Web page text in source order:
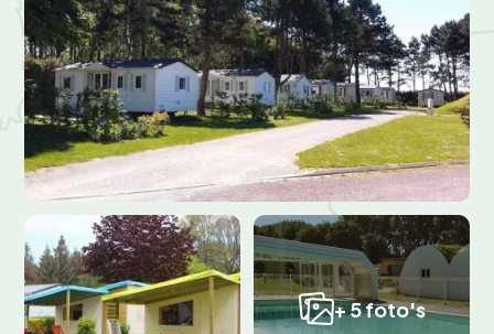
+ 5 foto's